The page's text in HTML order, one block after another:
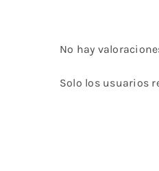
No hay
Solo los usuarios